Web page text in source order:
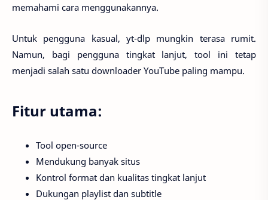
memahami cara menggunakannya.
Untuk pengguna kasual, yt-dlp mungkin terasa rumit.
Namun, bagi pengguna tingkat lanjut, tool ini tetap
menjadi salah satu downloader YouTube paling mampu.
Fitur utama:
Tool open-source
Mendukung banyak situs
Kontrol format dan kualitas tingkat lanjut
Dukungan playlist dan subtitle